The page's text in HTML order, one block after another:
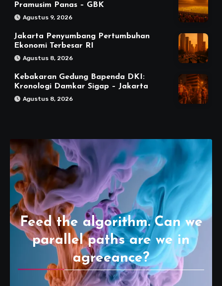
Pramusim Panas – GBK
Agustus 9, 2026
Jakarta Penyumbang Pertumbuhan
Ekonomi Terbesar RI
Agustus 8, 2026
Kebakaran Gedung Bapenda DKI:
Kronologi Damkar Sigap – Jakarta
Agustus 8, 2026
Feed the algorithm. Can we
parallel paths are we in
agreeance?